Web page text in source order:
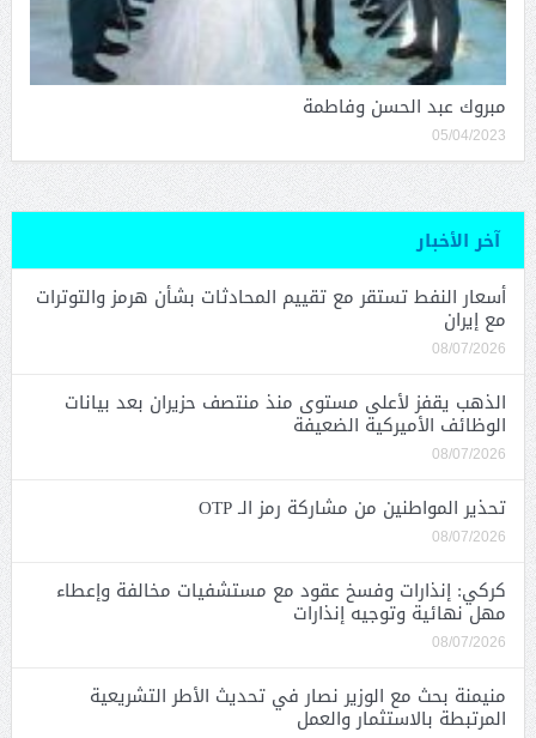
مبروك عبد الحسن وفاطمة
05/04/2023
آخر الأخبار
أسعار النفط تستقر مع تقييم المحادثات بشأن هرمز والتوترات
مع إيران
08/07/2026
الذهب يقفز لأعلى مستوى منذ منتصف حزيران بعد بيانات
الوظائف الأميركية الضعيفة
08/07/2026
تحذير المواطنين من مشاركة رمز الـ OTP
08/07/2026
كركي: إنذارات وفسخ عقود مع مستشفيات مخالفة وإعطاء
مهل نهائية وتوجيه إنذارات
08/07/2026
منيمنة بحث مع الوزير نصار في تحديث الأطر التشريعية
المرتبطة بالاستثمار والعمل